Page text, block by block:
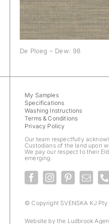
De Ploeg – Dew: 98
My Samples
Specifications
Washing Instructions
Terms & Conditions
Privacy Policy
Our team respectfully
Custodians of the land upon
We pay our respect to their
emerging.
© Copyright SVENSKA KJ Pty
Website by the Ludbrook